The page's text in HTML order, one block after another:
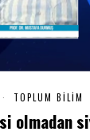
TOPLUM BILIM
olmadan